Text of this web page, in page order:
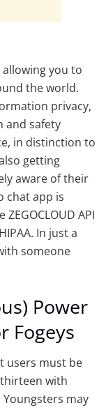
you to
the world.
privacy,
and safety
in distinction to
getting
aware of their
chat app is
API
In just a
someone
Power
Fogeys
users must be
with
may